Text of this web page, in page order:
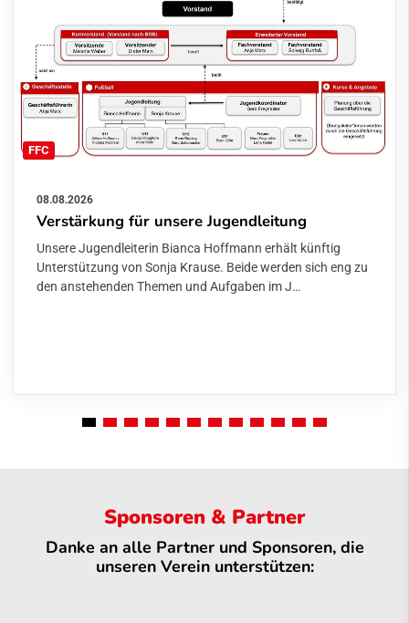
FFC
08.08.2026
Verstärkung für unsere Jugendleitung
Unsere Jugendleiterin Bianca Hoffmann erhält künftig
Unterstützung von Sonja Krause. Beide werden sich eng zu
den anstehenden Themen und Aufgaben im J…
Sponsoren & Partner
Danke an alle Partner und Sponsoren, die
unseren Verein unterstützen: